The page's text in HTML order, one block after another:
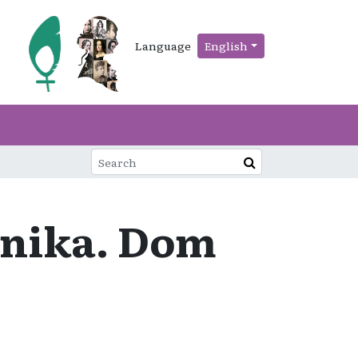
Language English
Dom